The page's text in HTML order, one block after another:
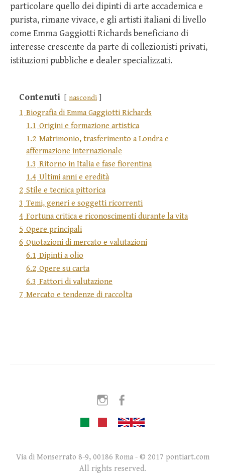
particolare quello dei dipinti di arte accademica e
purista, rimane vivace, e gli artisti italiani di livello
come Emma Gaggiotti Richards beneficiano di
interesse crescente da parte di collezionisti privati,
istituzioni pubbliche e dealer specializzati.
Contenuti nascondi
1 Biografia di Emma Gaggiotti Richards
1.1 Origini e formazione artistica
1.2 Matrimonio, trasferimento a Londra e
affermazione internazionale
1.3 Ritorno in Italia e fase fiorentina
1.4 Ultimi anni e eredità
2 Stile e tecnica pittorica
3 Temi, generi e soggetti ricorrenti
4 Fortuna critica e riconoscimenti durante la vita
5 Opere principali
6 Quotazioni di mercato e valutazioni
6.1 Dipinti a olio
6.2 Opere su carta
6.3 Fattori di valutazione
7 Mercato e tendenze di raccolta
Instagram
Via di Monserrato 8-9, 00186 Roma - © 2017 pontiart.com
All rights reserved.